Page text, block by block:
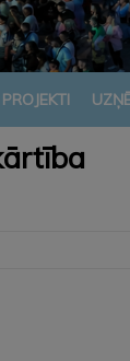
PROJEKTI